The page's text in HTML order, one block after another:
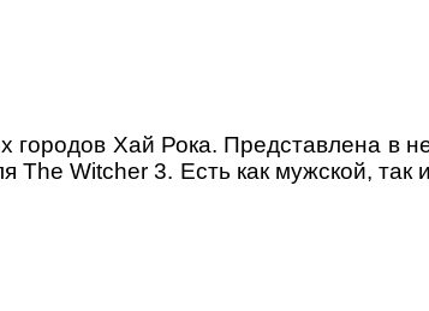
Хай Рока. Представлена в
Witcher 3. Есть как мужской,